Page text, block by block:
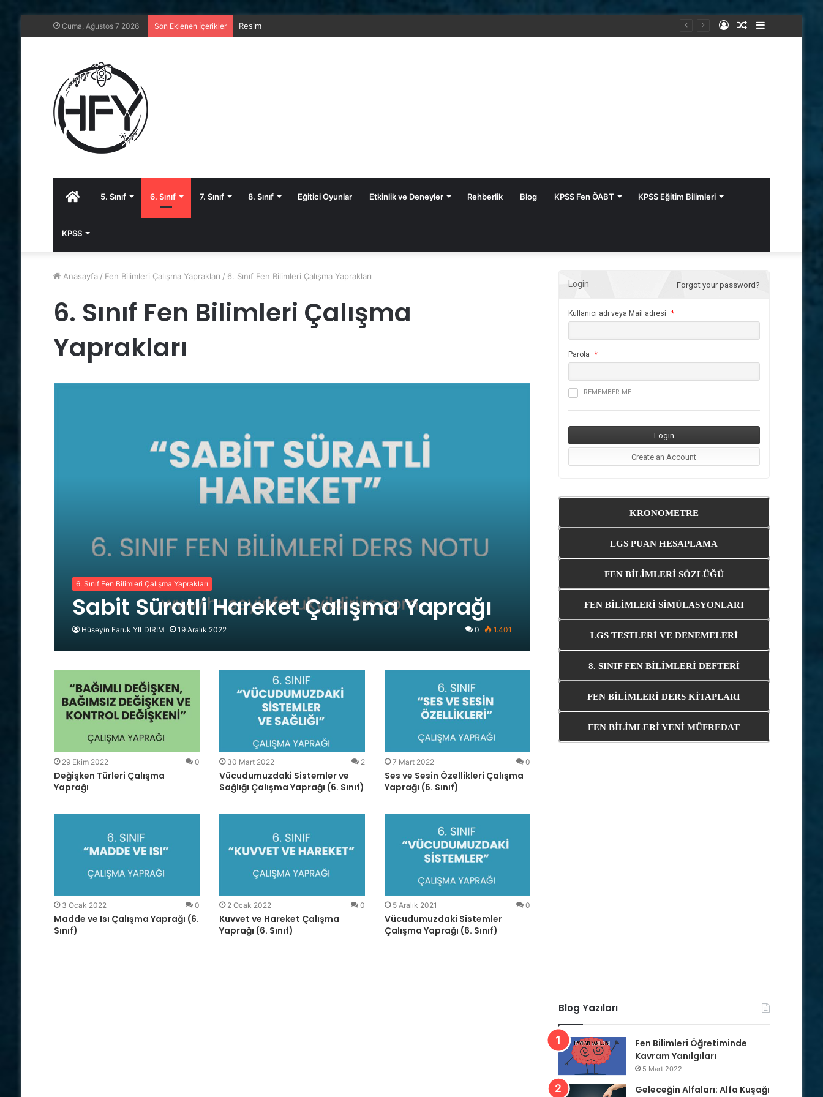
Cuma, Ağustos 7 2026 Son Eklenen İçerikler 8. Sınıf Fenomen Yayınları Fen Bilimleri Z-Kitapları
Kenar
Rastgele
Kayıt
Anasayfa5. Sınıf 6. Sınıf 7. Sınıf 8. Sınıf Eğitici Oyunlar Etkinlik ve Deneyler Rehberlik Blog KPSS Fen ÖABT KPSS Eğitim Bilimleri
KPSS
Anasayfa / Fen Bilimleri Çalışma Yaprakları / 6. Sınıf Fen Bilimleri Çalışma Yaprakları
6. Sınıf Fen Bilimleri Çalışma
Yaprakları
6. Sınıf Fen Bilimleri Çalışma Yaprakları
Sabit Süratli Hareket Çalışma Yaprağı
Hüseyin Faruk YILDIRIM 19 Aralık 2022 0 1.401
29 Ekim 2022 0
Değişken Türleri Çalışma
Yaprağı
30 Mart 2022 2
Vücudumuzdaki Sistemler ve
Sağlığı Çalışma Yaprağı (6. Sınıf)
7 Mart 2022 0
Ses ve Sesin Özellikleri Çalışma
Yaprağı (6. Sınıf)
3 Ocak 2022 0
Madde ve Isı Çalışma Yaprağı (6.
Sınıf)
2 Ocak 2022 0
Kuvvet ve Hareket Çalışma
Yaprağı (6. Sınıf)
5 Aralık 2021 0
Vücudumuzdaki Sistemler
Çalışma Yaprağı (6. Sınıf)
Login Forgot your password?
Kullanıcı adı veya Mail adresi *
Parola *
REMEMBER ME
KRONOMETRE
LGS PUAN HESAPLAMA
FEN BİLİMLERİ SÖZLÜĞÜ
FEN BİLİMLERİ SİMÜLASYONLARI
LGS TESTLERİ VE DENEMELERİ
8. SINIF FEN BİLİMLERİ DEFTERİ
FEN BİLİMLERİ DERS KİTAPLARI
FEN BİLİMLERİ YENİ MÜFREDAT
Blog Yazıları
Fen Bilimleri Öğretiminde
Kavram Yanılgıları
5 Mart 2022
Geleceğin Alfaları: Alfa Kuşağı